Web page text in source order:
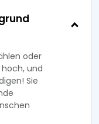
oder
und
Sie